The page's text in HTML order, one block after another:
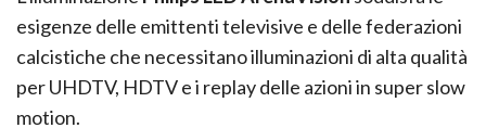
esigenze delle emittenti televisive e delle federazioni
calcistiche che necessitano illuminazioni di alta qualità
per UHDTV, HDTV e i replay delle azioni in super slow
motion.